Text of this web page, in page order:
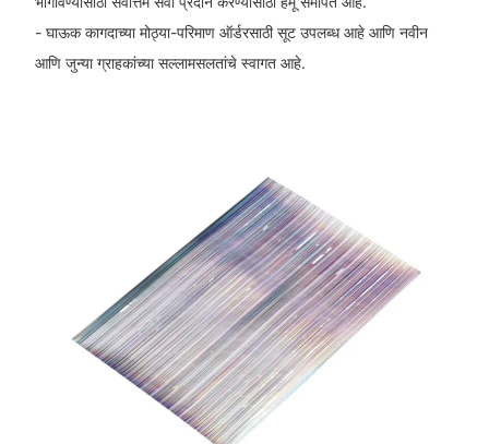
- घाऊक कागदाच्या मोठ्या-परिमाण ऑर्डरसाठी सूट उपलब्ध आहे आणि नवीन
आणि जुन्या ग्राहकांच्या सल्लामसलतांचे स्वागत आहे.